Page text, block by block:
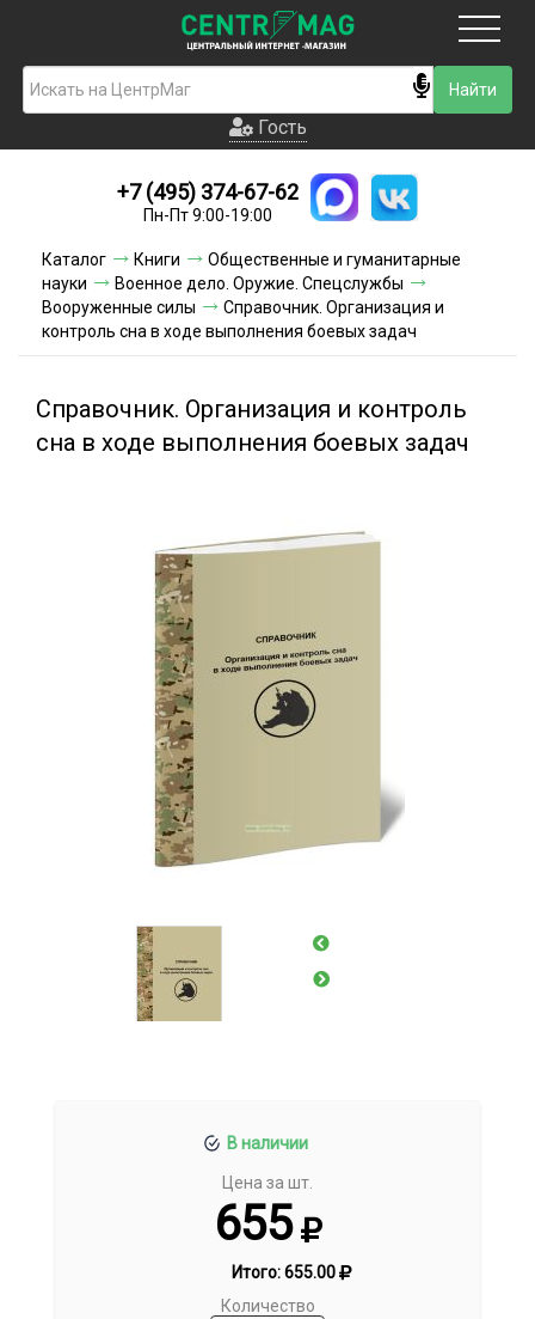
Гость
Новинки
Условия доставки
Условия оплаты
Акции и скидки
Гость
+7 (495) 374-67-62
Пн-Пт 9:00-19:00
Каталог Книги
Общественные и гуманитарные
науки
Военное дело. Оружие. Спецслужбы
Вооруженные силы
Справочник. Организация и
контроль сна в ходе выполнения боевых задач
Справочник. Организация и контроль
сна в ходе выполнения боевых задач
В наличии
Цена за шт.
655
Итого:655.00
Количество